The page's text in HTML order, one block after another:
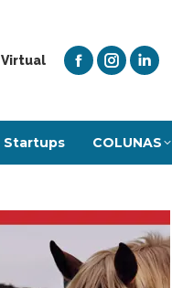
Startups COLUNAS